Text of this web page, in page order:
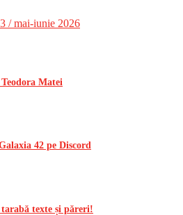
Matei
42 pe Discord
texte și păreri!